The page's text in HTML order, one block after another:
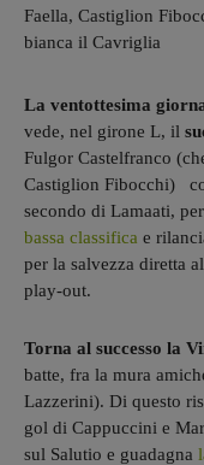
Faella, Castiglion
bianca il Cavriglia
La ventottesima
vede, nel girone L, il
Fulgor Castelfranco
Castiglion Fibocchi)
secondo di Lamaati,
bassa classifica e
per la salvezza diretta
play-out.
Torna al successo la
batte, fra la mura
Lazzerini). Di questo
gol di Cappuccini e
sul Salutio e guadagna